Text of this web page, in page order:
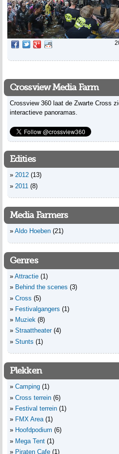
Crossview Media Farm
Crossview 360 laat de Zwarte Cross
interactieve panoramas.
Edities
2012 (13)
2011 (8)
Media Farmers
Aldo Hoeben (21)
Genres
Attractie (1)
Behind the scenes (3)
Cross (5)
Festivalgangers (1)
Muziek (8)
Straattheater (4)
Stunts (1)
Plekken
Camping (1)
Cross terrein (6)
Festival terrein (1)
FMX Area (1)
Hoofdpodium (6)
Mega Tent (1)
Piraten Cafe (1)